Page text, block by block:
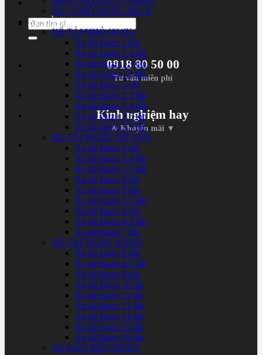
Tìm
kiếm:
0918 80 50 00
Tư vấn miễn phí
Kinh nghiệm hay
& Khuyến mãi ▼
XE 7 CHỖ ISUZU MU-X
XE TẢI ISUZU
XE TẢI NHỎ ISUZU
Xe tải Isuzu 1 tấn
Xe tải Isuzu 1.4 tấn
Xe tải Isuzu 1.5 tấn
Xe tải Isuzu 1.9 tấn
Xe tải Isuzu 2 tấn
Xe tải Isuzu 2.3 tấn
Xe tải Isuzu 2.4 tấn
Xe tải Isuzu 2.5 tấn
Xe tải Isuzu 2.9 tấn
XE TẢI ISUZU CỠ VỪA
Xe tải Isuzu 3 tấn
Xe tải Isuzu 3.4 tấn
Xe tải Isuzu 3.5 tấn
Xe tải Isuzu 4 tấn
Xe tải Isuzu 5 tấn
Xe tải Isuzu 5.5 tấn
Xe tải Isuzu 6 tấn
Xe tải Isuzu 6.5 tấn
Xe tải Isuzu 7 tấn
XE TẢI NẶNG ISUZU
Xe tải Isuzu 8 tấn
Xe tải Isuzu 8.5 tấn
Xe tải Isuzu 9 tấn
Xe tải Isuzu 10 tấn
Xe tải Isuzu 11 tấn
Xe tải Isuzu 13 tấn
Xe tải Isuzu 14 tấn
Xe tải Isuzu 15 tấn
Xe tải Isuzu 16 tấn
XE ĐẦU KÉO ISUZU